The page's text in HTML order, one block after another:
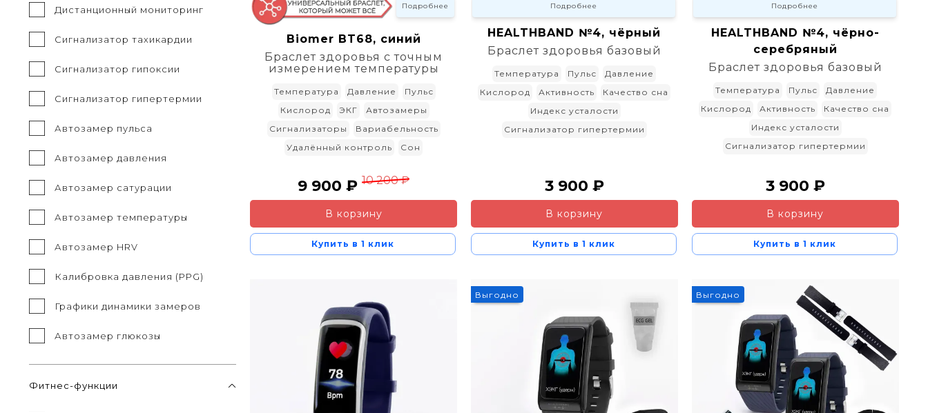
Дистанционный мониторинг
Сигнализатор тахикардии
Сигнализатор гипоксии
Сигнализатор гипертермии
Автозамер пульса
Автозамер давления
Автозамер сатурации
Автозамер температуры
Автозамер HRV
Калибровка давления (PPG)
Графики динамики замеров
Автозамер глюкозы
Фитнес-функции
Подробнее
Biomer BT68, синий
Браслет здоровья с точным
измерением температуры
Температура Давление
Пульс
Кислород
ЭКГ
Автозамеры
Сигнализаторы
Вариабельность
Удалённый контроль
Сон
9 900 ₽ 10 200 ₽
В корзину
Купить в 1 клик
Подробнее
HEALTHBAND №4, чёрный
Браслет здоровья базовый
Температура Пульс
Давление
Кислород
Активность
Качество сна
Индекс усталости
Сигнализатор гипертермии
3 900 ₽
В корзину
Купить в 1 клик
Подробнее
HEALTHBAND №4, чёрно-
серебряный
Браслет здоровья базовый
Температура Пульс
Давление
Кислород
Активность
Качество сна
Индекс усталости
Сигнализатор гипертермии
3 900 ₽
В корзину
Купить в 1 клик
5%
Выгодно 6%
Выгодно